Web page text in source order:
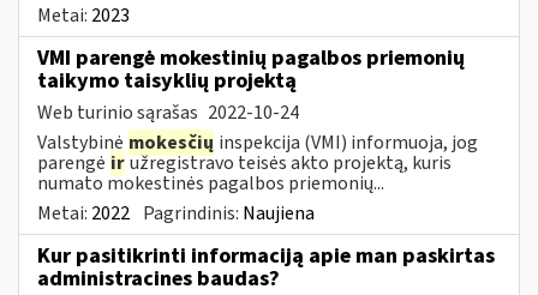
Metai: 2023
VMI parengė mokestinių pagalbos priemonių
taikymo taisyklių projektą
Web turinio sąrašas 2022-10-24
Valstybinė mokesčių inspekcija (VMI) informuoja, jog
parengė iružregistravo teisės akto projektą, kuris
numato mokestinės pagalbos priemonių...
Metai: 2022 Pagrindinis: Naujiena
Kur pasitikrinti informaciją apie man paskirtas
administracines baudas?